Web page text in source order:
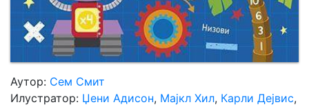
Аутор: Сем Смит
Илустратор: Џени Адисон, Мајкл Хил, Карли Дејвис,